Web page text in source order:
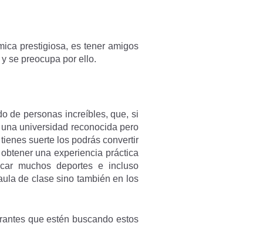
prestigiosa, es tener amigos
se preocupa por ello.
de personas increíbles, que, si
universidad reconocida pero
suerte los podrás convertir
una experiencia práctica
muchos deportes e incluso
de clase sino también en los
que estén buscando estos